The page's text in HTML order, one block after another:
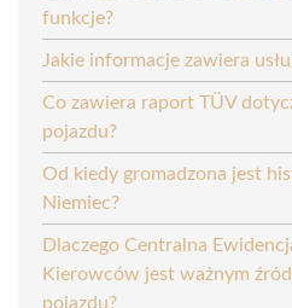
funkcje?
Jakie informacje zawiera
Co zawiera raport TÜV
pojazdu?
Od kiedy gromadzona jest
Niemiec?
Dlaczego Centralna
Kierowców jest ważnym
pojazdu?